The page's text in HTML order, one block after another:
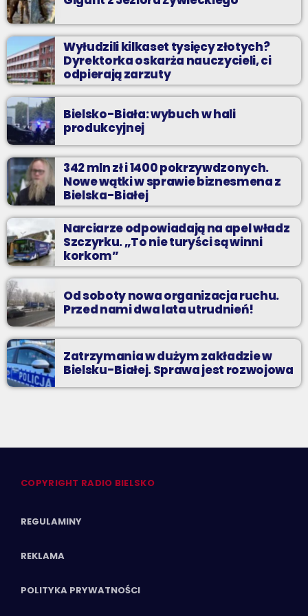
Wyłudzili kilkaset tysięcy złotych?
Dyrektorka oskarża nauczycieli, ci
odpierają zarzuty
Bielsko-Biała: wybuch w hali
produkcyjnej
342 mln zł i 1400 pokrzywdzonych.
Nowe wątki w sprawie biznesmena z
Bielska-Białej
Narciarze odpowiadają na apel władz
Szczyrku. „To nie turyści są winni
korkom”
Od soboty nowa organizacja ruchu.
Przed nami dwa lata utrudnień!
Zatrzymania w dużym zakładzie w
Bielsku-Białej. Sprawa jest rozwojowa
COPYRIGHT RADIO BIELSKO
REGULAMINY
REKLAMA
POLITYKA PRYWATNOŚCI